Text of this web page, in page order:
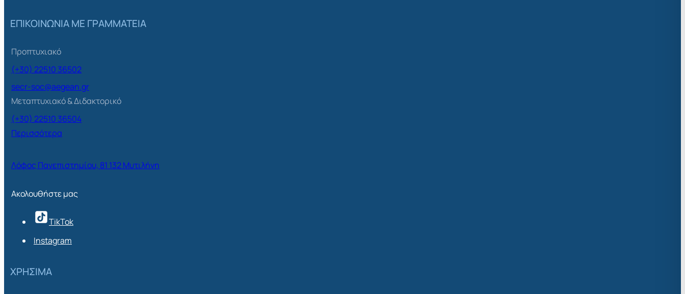
ΕΠΙΚΟΙΝΩΝΙΑ ΜΕ ΓΡΑΜΜΑΤΕΙΑ
Προπτυχιακό
(+30) 22510 36502
secr-soc@aegean.gr
Μεταπτυχιακό & Διδακτορικό
(+30) 22510 36504
Περισσότερα
Λόφος Πανεπιστημίου, 81 132 Μυτιλήνη
Ακολουθήστε μας
TikTok
Instagram
ΧΡΗΣΙΜΑ